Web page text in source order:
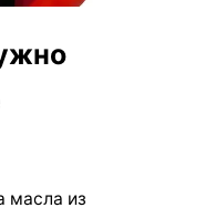
масла из